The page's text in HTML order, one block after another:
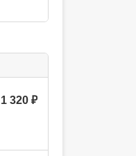
1 320